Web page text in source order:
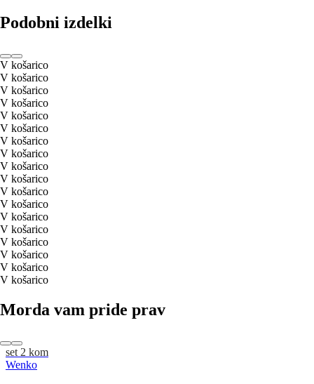
Podobni izdelki
V košarico
V košarico
V košarico
V košarico
V košarico
V košarico
V košarico
V košarico
V košarico
V košarico
V košarico
V košarico
V košarico
V košarico
V košarico
V košarico
V košarico
V košarico
Morda vam pride prav
set 2 kom
Wenko